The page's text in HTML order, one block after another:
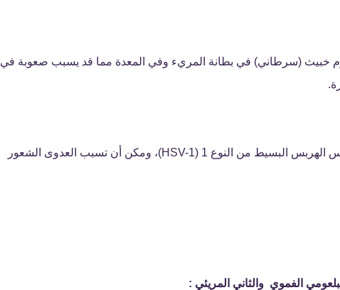
خبيث (سرطاني) في بطانة المريء وفي المعدة مما قد يسبب صعوبة في
يحدث التهاب المريء بسبب عدوى فيروس الهربس البسيط من النوع 1 (HSV-1)، ومكن أن تسبب العدوى الشعور
الفموي والثاني المريئي :